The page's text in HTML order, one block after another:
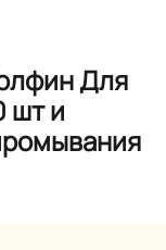
Для
шт и